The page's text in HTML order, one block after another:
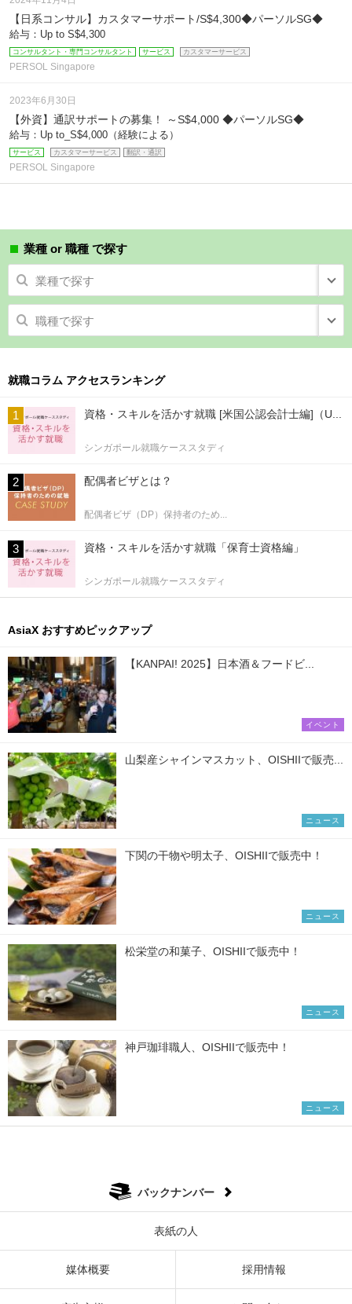
【日系コンサル】カスタマーサポート/S$4,300◆パーソルSG◆
給与：Up to S$4,300
コンサルタント・専門コンサルタント サービス カスタマーサービス
PERSOL Singapore
【外資】通訳サポートの募集！ ～S$4,000 ◆パーソルSG◆
給与：Up to_S$4,000（経験による）
サービス カスタマーサービス 翻訳・通訳
2023年6月30日
PERSOL Singapore
業種 or 職種 で探す
業種で探す
職種で探す
就職コラム アクセスランキング
資格・スキルを活かす就職 [米国公認会計士編]（U...
シンガポール就職ケーススタディ
配偶者ビザとは？
配偶者ビザ（DP）保持者のため...
資格・スキルを活かす就職「保育士資格編」
シンガポール就職ケーススタディ
AsiaX おすすめピックアップ
【KANPAI! 2025】日本酒＆フードビ...
イベント
山梨産シャインマスカット、OISHIIで販売...
ニュース
下関の干物や明太子、OISHIIで販売中！
ニュース
松栄堂の和菓子、OISHIIで販売中！
ニュース
神戸珈琲職人、OISHIIで販売中！
ニュース
バックナンバー
表紙の人
媒体概要 採用情報